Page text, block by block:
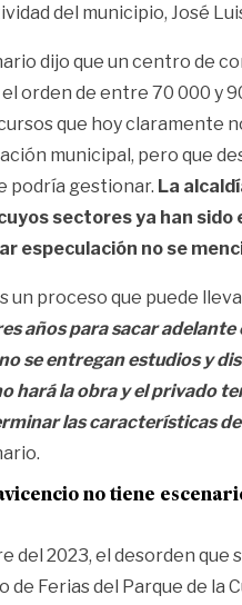
del municipio, José
dijo que un centro de
orden de entre 70 000 y
que hoy claramente
municipal, pero que
podría gestionar. La
sectores ya han sido
especulación no se
un proceso que puede
años para sacar
se entregan estudios y
hará la obra y el privado
las características
no tiene
del 2023, el desorden que
de Ferias del Parque de la